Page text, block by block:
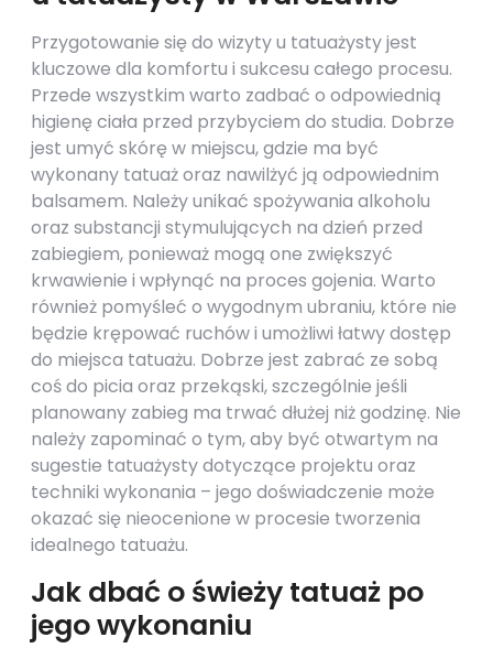
Przygotowanie się do wizyty u tatuażysty jest
kluczowe dla komfortu i sukcesu całego procesu.
Przede wszystkim warto zadbać o odpowiednią
higienę ciała przed przybyciem do studia. Dobrze
jest umyć skórę w miejscu, gdzie ma być
wykonany tatuaż oraz nawilżyć ją odpowiednim
balsamem. Należy unikać spożywania alkoholu
oraz substancji stymulujących na dzień przed
zabiegiem, ponieważ mogą one zwiększyć
krwawienie i wpłynąć na proces gojenia. Warto
również pomyśleć o wygodnym ubraniu, które nie
będzie krępować ruchów i umożliwi łatwy dostęp
do miejsca tatuażu. Dobrze jest zabrać ze sobą
coś do picia oraz przekąski, szczególnie jeśli
planowany zabieg ma trwać dłużej niż godzinę. Nie
należy zapominać o tym, aby być otwartym na
sugestie tatuażysty dotyczące projektu oraz
techniki wykonania – jego doświadczenie może
okazać się nieocenione w procesie tworzenia
idealnego tatuażu.
Jak dbać o świeży tatuaż po
jego wykonaniu